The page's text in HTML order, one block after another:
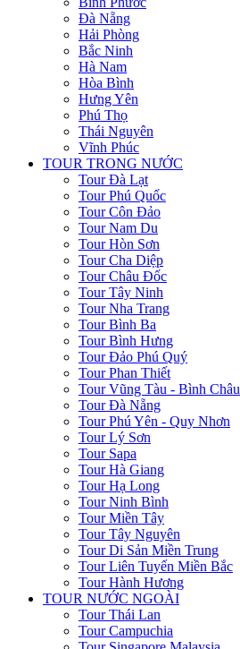
Đà Nẵng
Hải Phòng
Bắc Ninh
Hà Nam
Hòa Bình
Hưng Yên
Phú Thọ
Thái Nguyên
Vĩnh Phúc
TOUR TRONG NƯỚC
Tour Đà Lạt
Tour Phú Quốc
Tour Côn Đảo
Tour Nam Du
Tour Hòn Sơn
Tour Cha Diệp
Tour Châu Đốc
Tour Tây Ninh
Tour Nha Trang
Tour Bình Ba
Tour Bình Hưng
Tour Đảo Phú Quý
Tour Phan Thiết
Tour Vũng Tàu - Bình Châu
Tour Đà Nẵng
Tour Phú Yên - Quy Nhơn
Tour Lý Sơn
Tour Sapa
Tour Hà Giang
Tour Hạ Long
Tour Ninh Bình
Tour Miền Tây
Tour Tây Nguyên
Tour Di Sản Miền Trung
Tour Liên Tuyến Miền Bắc
Tour Hành Hương
TOUR NƯỚC NGOÀI
Tour Thái Lan
Tour Campuchia